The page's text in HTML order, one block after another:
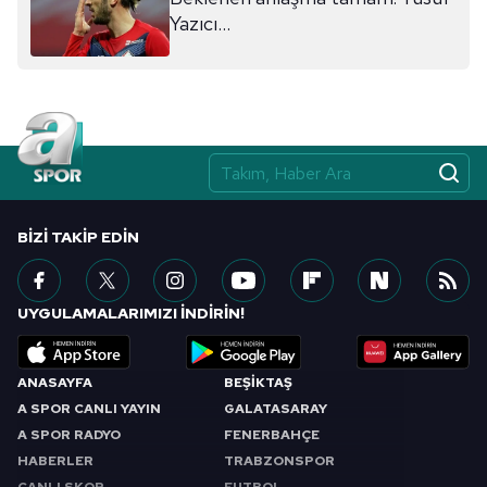
sınırlı olarak açık rızanız dahilinde kullanılacaktır.
için Ayarlar butonuna tıklayabilir,
Metnimiziziyaret edebilirsiniz.
6698 sayılı Kişisel Verilerin Korunması Kanunu uyarınca
ilgili mevzuata uygun olarak kullanılan çerezlerle ilgili bilgi
almak için lütfen
tıklayınız .
Yazıcı...
ANASAYFA
A SPOR CANLI YAYIN
A SPOR RADYO
HABERLER
BEŞİKTAŞ
GALATASARAY
FENERBAHÇE
TRABZONSPOR
BIZI TAKIP EDIN
UYGULAMALARIMIZI İNDİRİN!